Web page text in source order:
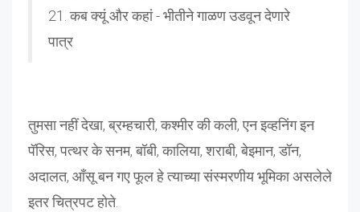
21. कब क्यूं और कहां - भीतीने गाळण उडवून देणारे
पात्र
तुमसा नहीं देखा, ब्रम्हचारी, कश्मीर की कली, एन इव्हनिंग इन
पॅरिस, पत्थर के सनम, बॉबी, कालिया, शराबी, बेइमान, डॉन,
अदालत, आँसू बन गए फूल हे त्याच्या संस्मरणीय भूमिका असलेले
इतर चित्रपट होते.